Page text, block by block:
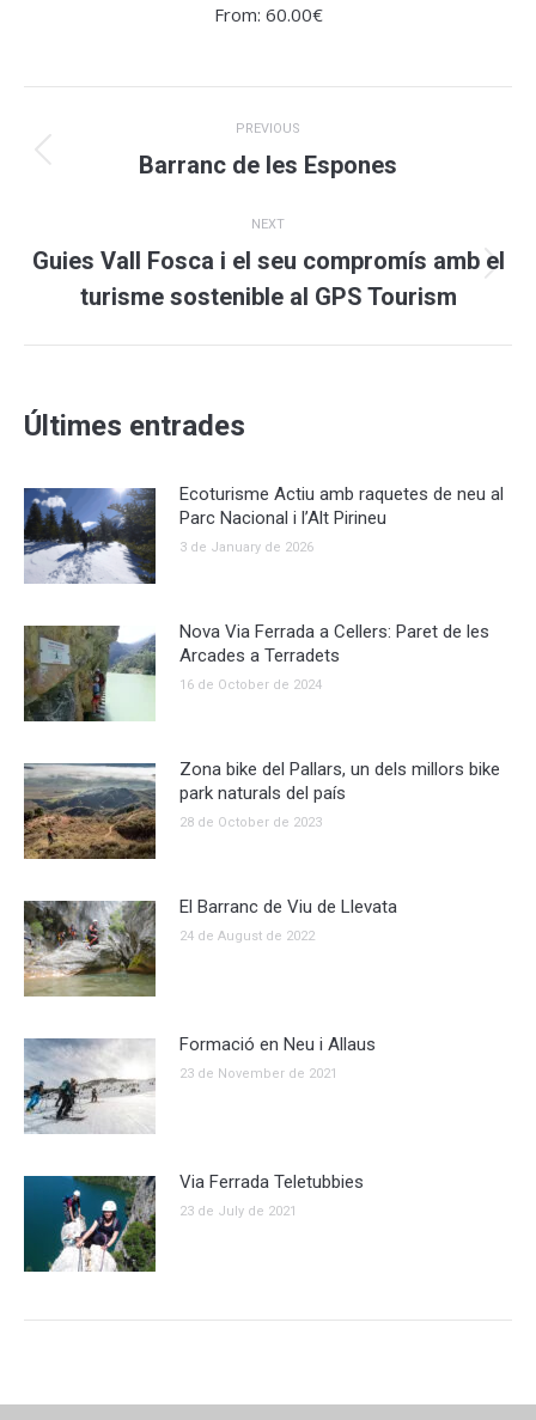
From: 60.00€
navigation
PREVIOUS
Previous
Barranc de les Espones
NEXT
Next
post:
Guies Vall Fosca i el seu compromís amb el
turisme sostenible al GPS Tourism
Últimes entrades
Ecoturisme Actiu amb raquetes de neu al
Parc Nacional i l’Alt Pirineu
3 de January de 2026
Nova Via Ferrada a Cellers: Paret de les
Arcades a Terradets
16 de October de 2024
Zona bike del Pallars, un dels millors bike
park naturals del país
28 de October de 2023
El Barranc de Viu de Llevata
24 de August de 2022
Formació en Neu i Allaus
23 de November de 2021
Via Ferrada Teletubbies
23 de July de 2021